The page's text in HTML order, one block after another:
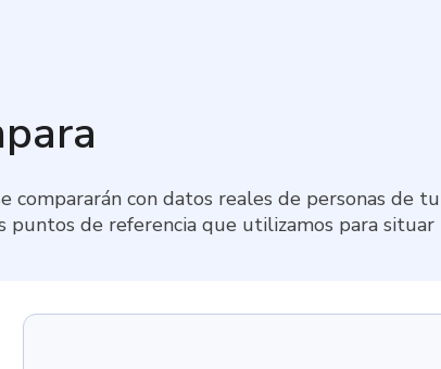
con datos reales de personas de tu
puntos de referencia que utilizamos para